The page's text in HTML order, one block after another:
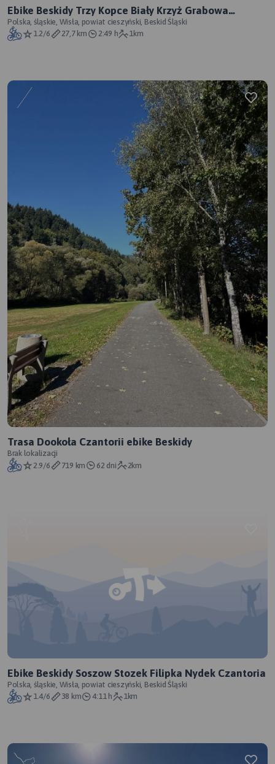
Ebike Beskidy Trzy Kopce Biały Krzyż Grabowa
Swiniorka
Polska, śląskie, Wisła, powiat cieszyński, Beskid Śląski
1.2/6
27,7 km 2:49 h 1km
Trasa Dookoła Czantorii ebike Beskidy
Brak lokalizacji
2.9/6
719 km 62 dni 2km
Ebike Beskidy Soszow Stozek Filipka Nydek Czantoria
Polska, śląskie, Wisła, powiat cieszyński, Beskid Śląski
1.4/6
38 km 4:11 h 1km